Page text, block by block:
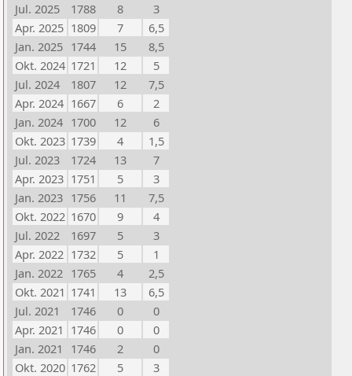
Jul. 2025
1788 8
3
Apr. 2025 1809 7
6,5
Jan. 2025 1744 15
8,5
Okt. 2024 1721 12
5
Jul. 2024
1807 12
7,5
Apr. 2024 1667 6
2
Jan. 2024 1700 12
6
Okt. 2023 1739 4
1,5
Jul. 2023
1724 13
7
Apr. 2023 1751 5
3
Jan. 2023 1756 11
7,5
Okt. 2022 1670 9
4
Jul. 2022
1697 5
3
Apr. 2022 1732 5
1
Jan. 2022 1765 4
2,5
Okt. 2021 1741 13
6,5
Jul. 2021
1746 0
0
Apr. 2021 1746 0
0
Jan. 2021
1746 2
0
Okt. 2020 1762 5
3